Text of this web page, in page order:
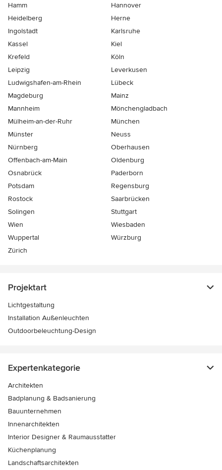
Hamm
Hannover
Heidelberg
Herne
Ingolstadt
Karlsruhe
Kassel
Kiel
Krefeld
Köln
Leipzig
Leverkusen
Ludwigshafen-am-Rhein
Lübeck
Magdeburg
Mainz
Mannheim
Mönchen­gladbach
Mülheim-an-der-Ruhr
München
Münster
Neuss
Nürnberg
Oberhausen
Offenbach-am-Main
Oldenburg
Osnabrück
Paderborn
Potsdam
Regensburg
Rostock
Saarbrücken
Solingen
Stuttgart
Wien
Wiesbaden
Wuppertal
Würzburg
Zürich
Projektart
Lichtgestaltung
Installation Außenleuchten
Outdoorbeleuchtung-Design
Expertenkategorie
Architekten
Badplanung & Badsanierung
Bauunternehmen
Innenarchitekten
Interior Designer & Raumausstatter
Küchenplanung
Landschaftsarchitekten